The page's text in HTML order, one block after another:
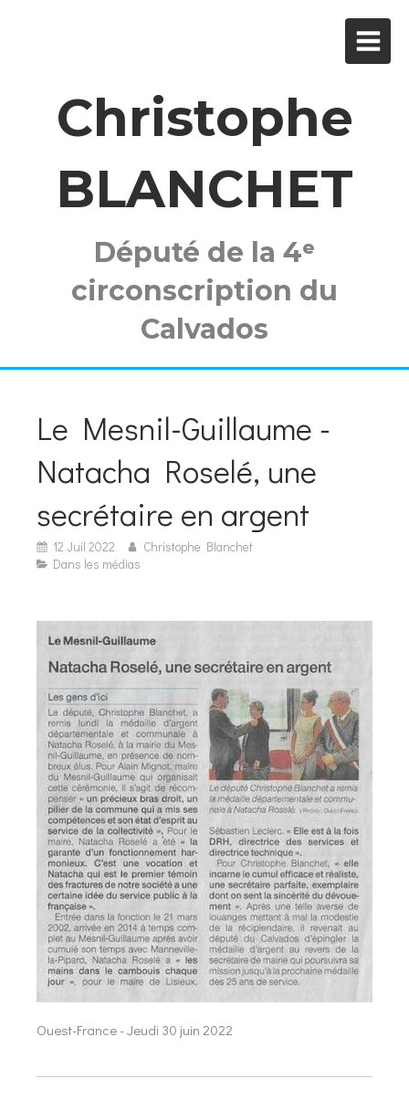
Christophe
BLANCHET
Député de la 4ᵉ
circonscription du
Calvados
Le Mesnil-Guillaume -
Natacha Roselé, une
secrétaire en argent
12 Juil 2022
Christophe Blanchet
Dans les médias
Ouest-France - Jeudi 30 juin 2022